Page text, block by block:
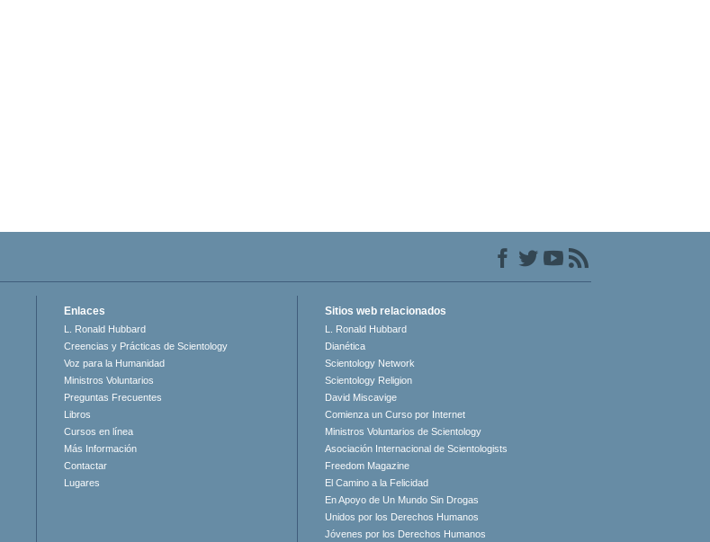
Enlaces
L. Ronald Hubbard
Creencias y Prácticas de Scientology
Voz para la Humanidad
Ministros Voluntarios
Preguntas Frecuentes
Libros
Cursos en línea
Más Información
Contactar
Lugares
Sitios web relacionados
L. Ronald Hubbard
Dianética
Scientology Network
Scientology Religion
David Miscavige
Comienza un Curso por Internet
Ministros Voluntarios de Scientology
Asociación Internacional de Scientologists
Freedom Magazine
El Camino a la Felicidad
En Apoyo de Un Mundo Sin Drogas
Unidos por los Derechos Humanos
Jóvenes por los Derechos Humanos